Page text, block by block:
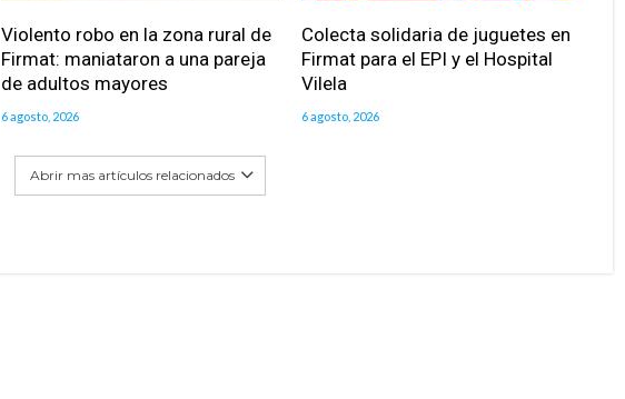
Violento robo en la zona rural de
Firmat: maniataron a una pareja
de adultos mayores
6 agosto, 2026
Colecta solidaria de juguetes en
Firmat para el EPI y el Hospital
Vilela
6 agosto, 2026
Abrir mas artículos relacionados